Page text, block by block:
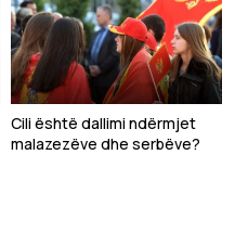
Cili është dallimi ndërmjet
malazezëve dhe serbëve?